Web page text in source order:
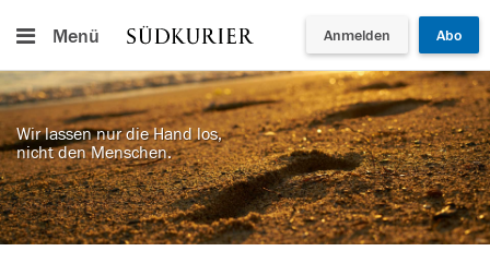
Menü Anmelden Abo
Wir lassen nur die Hand los,
nicht den Menschen.